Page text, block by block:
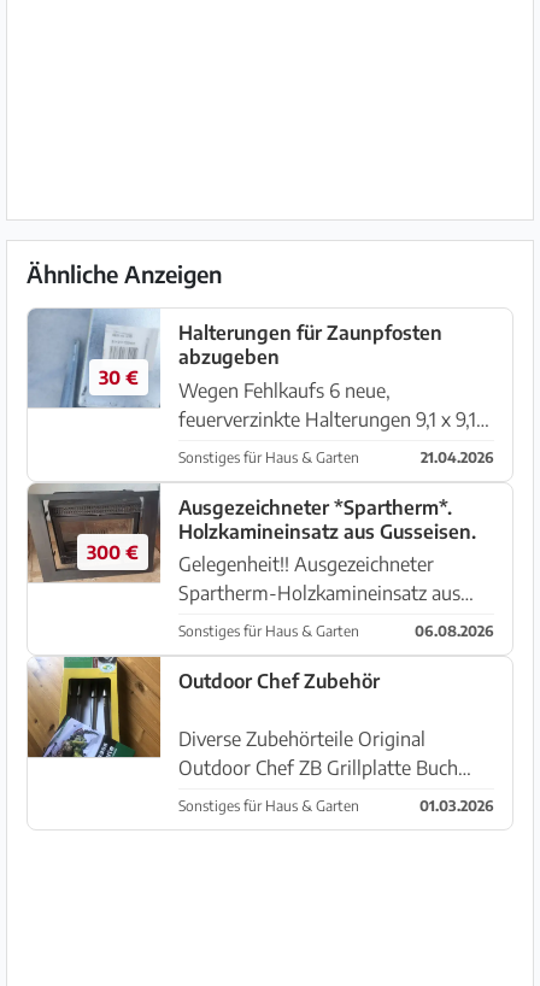
Ähnliche Anzeigen
30 €
Halterungen für Zaunpfosten
abzugeben
Wegen Fehlkaufs 6 neue,
feuerverzinkte Halterungen 9,1 x 9,1
cm und 75 cm tief, an Selbstabholer
in 07560 Sa Coma, abzugeben.
Zusammen 30 Euro. Tel. 649 707 838
Sonstiges für Haus & Garten 21.04.2026
300 €
Ausgezeichneter *Spartherm*.
Holzkamineinsatz aus Gusseisen.
Gelegenheit!! Ausgezeichneter
Spartherm-Holzkamineinsatz aus
Gusseisen, hergestellt in
Deutschland, komplett mit
eingebautem Rahmen. Maße des
Rahmenmaß: 75.5 x 59.5 ...
Sonstiges für Haus & Garten 06.08.2026
Outdoor Chef Zubehör
Diverse Zubehörteile Original
Outdoor Chef ZB Grillplatte Buch
Zangen Handschuhe Abdeckung NEU
Abholong in Campos
Sonstiges für Haus & Garten 01.03.2026